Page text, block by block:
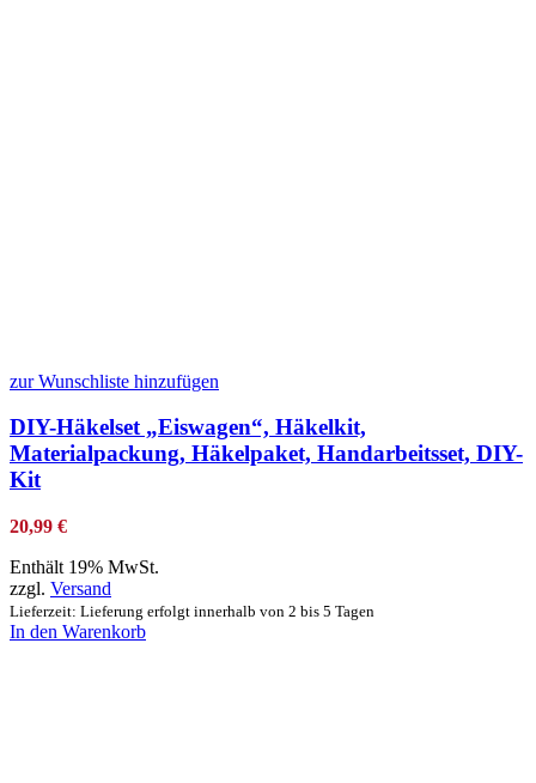
zur Wunschliste hinzufügen
DIY-Häkelset „Eiswagen“, Häkelkit,
Materialpackung, Häkelpaket, Handarbeitsset, DIY-
Kit
20,99 €
Enthält 19% MwSt.
zzgl. Versand
Lieferzeit: Lieferung erfolgt innerhalb von 2 bis 5 Tagen
In den Warenkorb